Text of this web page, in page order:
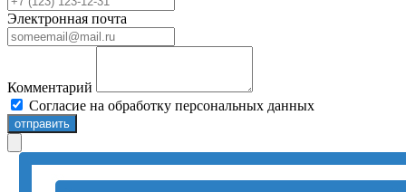
Электронная почта
Комментарий
Согласие на обработку персональных данных
отправить